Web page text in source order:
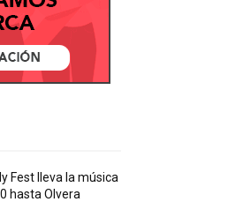
Fest lleva la música
hasta Olvera